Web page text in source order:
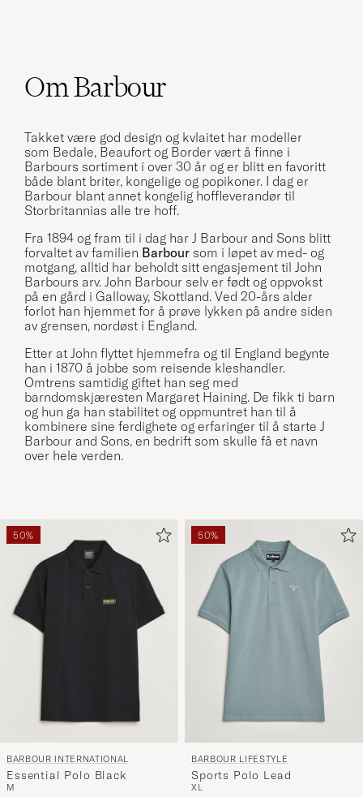
50%
BARBOUR INTERNATIONAL
Essential Polo Black
M
50%
BARBOUR LIFESTYLE
Sports Polo Lead
XL
Om Barbour
Takket være god design og kvlaitet har modeller
som Bedale, Beaufort og Border vært å finne i
Barbours sortiment i over 30 år og er blitt en favoritt
både blant briter, kongelige og popikoner. I dag er
Barbour blant annet kongelig hoffleverandør til
Storbritannias alle tre hoff.
Fra 1894 og fram til i dag har J Barbour and Sons blitt
forvaltet av familien Barbour som i løpet av med- og
motgang, alltid har beholdt sitt engasjement til John
Barbours arv. John Barbour selv er født og oppvokst
på en gård i Galloway, Skottland. Ved 20-års alder
forlot han hjemmet for å prøve lykken på andre siden
av grensen, nordøst i England.
Etter at John flyttet hjemmefra og til England begynte
han i 1870 å jobbe som reisende kleshandler.
Omtrens samtidig giftet han seg med
barndomskjæresten Margaret Haining. De fikk ti barn
og hun ga han stabilitet og oppmuntret han til å
kombinere sine ferdighete og erfaringer til å starte J
Barbour and Sons, en bedrift som skulle få et navn
over hele verden.